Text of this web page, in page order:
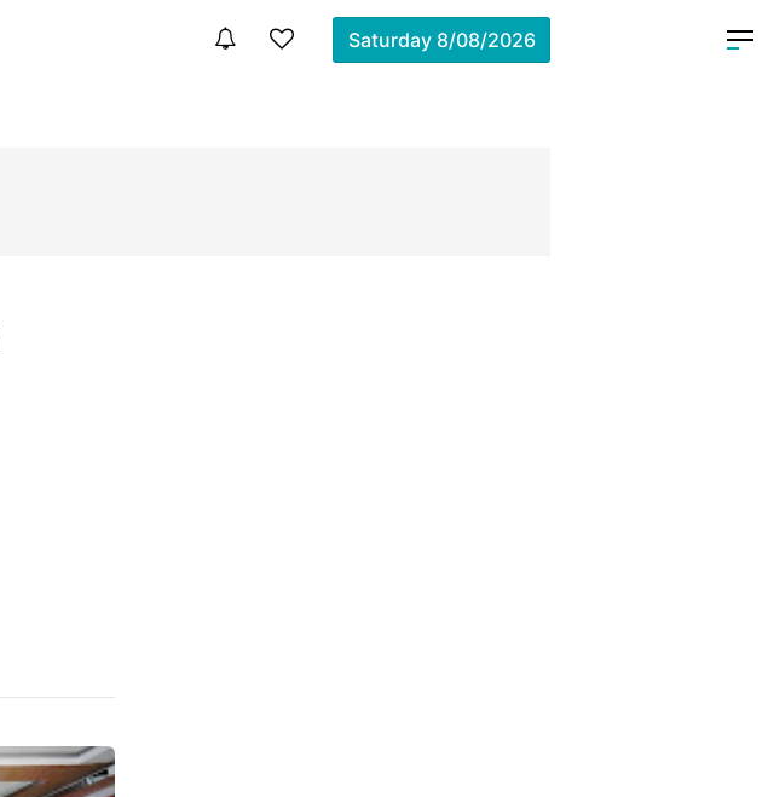
Saturday 8/08/2026